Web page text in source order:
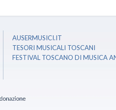
AUSERMUSICI.IT
TESORI MUSICALI TOSCANI
FESTIVAL TOSCANO DI MUSICA